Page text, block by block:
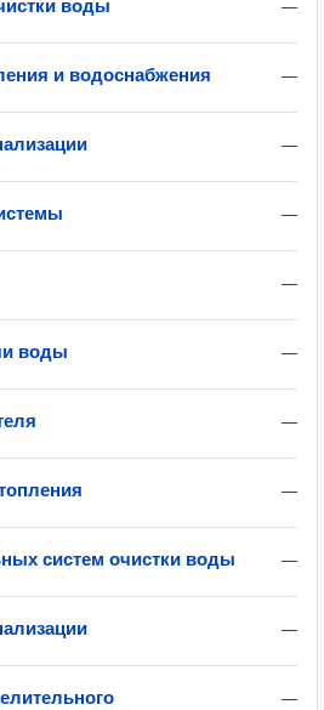
—
воды
—
и водоснабжения
—
—
—
—
воды
—
—
—
систем очистки воды
—
—